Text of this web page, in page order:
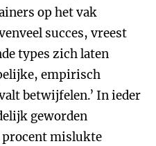
op het vak
succes, vreest
types zich laten
empirisch
betwijfelen.’ In ieder
geworden
procent mislukte